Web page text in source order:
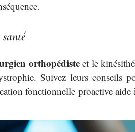
orthopédisteet le
Suivez leurs conseils
fonctionnelle proactive